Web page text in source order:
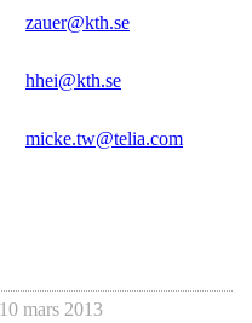
zauer@kth.se
hhei@kth.se
micke.tw@telia.com
10 mars 2013